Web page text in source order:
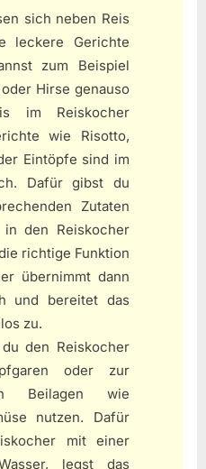
sich neben Reis
leckere Gerichte
zum Beispiel
Hirse genauso
im Reiskocher
wie Risotto,
Eintöpfe sind im
Dafür gibst du
Zutaten
den Reiskocher
richtige Funktion
übernimmt dann
und bereitet das
zu.
den Reiskocher
oder zur
Beilagen wie
nutzen. Dafür
mit einer
legst das